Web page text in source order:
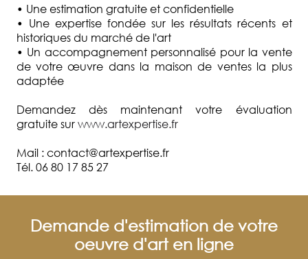
• Une estimation gratuite et confidentielle
• Une expertise fondée sur les résultats récents et
historiques du marché de l'art
• Un accompagnement personnalisé pour la vente
de votre œuvre dans la maison de ventes la plus
adaptée
Demandez dès maintenant votre évaluation
gratuite surwww.artexpertise.fr
Mail : contact@artexpertise.fr
Tél. 06 80 17 85 27
Demande d'estimation de votre
oeuvre d'art en ligne